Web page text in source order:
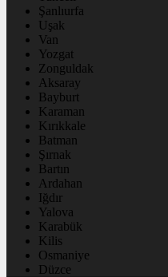
Şanlıurfa
Uşak
Van
Yozgat
Zonguldak
Aksaray
Bayburt
Karaman
Kırıkkale
Batman
Şırnak
Bartın
Ardahan
Iğdır
Yalova
Karabük
Kilis
Osmaniye
Düzce